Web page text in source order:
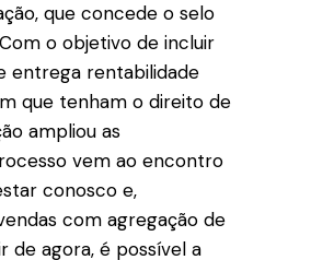
que concede o selo
o objetivo de incluir
entrega rentabilidade
que tenham o direito de
ampliou as
vem ao encontro
conosco e,
com agregação de
de agora, é possível a